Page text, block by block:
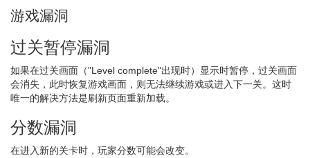
游戏漏洞
过关暂停漏洞
如果在过关画面（"Level complete"出现时）显示时暂停，过关画面
会消失，此时恢复游戏画面，则无法继续游戏或进入下一关。这时
唯一的解决方法是刷新页面重新加载。
分数漏洞
在进入新的关卡时，玩家分数可能会改变。